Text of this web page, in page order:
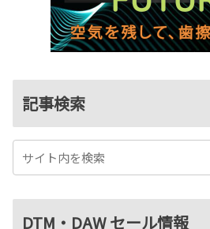
記事検索
DTM・DAW セール情報